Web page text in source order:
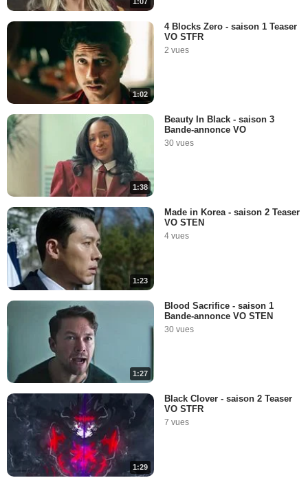
1:02
4 Blocks Zero - saison 1 Teaser
VO STFR
2 vues
1:38
Beauty In Black - saison 3
Bande-annonce VO
30 vues
1:23
Made in Korea - saison 2 Teaser
VO STEN
4 vues
1:27
Blood Sacrifice - saison 1
Bande-annonce VO STEN
30 vues
1:29
Black Clover - saison 2 Teaser
VO STFR
7 vues